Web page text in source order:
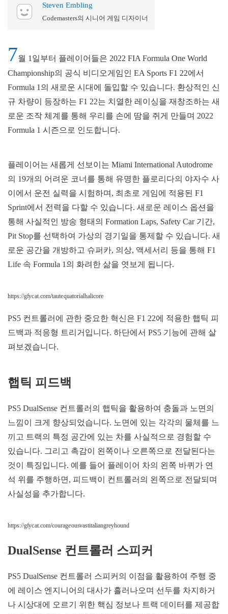
Steven Embling
Codemasters의 시니어 게임 디자이너
7월 1일부터 플레이어들은 2022 FIA Formula One World
Championship의 공식 비디오게임인 EA Sports F1 22에서
Formula 1의 새로운 시대에 돌입할 수 있습니다. 환상적인 신
규 차량이 등장하는 F1 22는 치열한 레이싱을 재창조하는 새
로운 조작 체계를 통해 우리를 손에 땀을 쥐게 만들며 2022
Formula 1 시즌으로 인도합니다.
플레이어는 새롭게 선보이는 Miami International Autodrome
의 19개의 어려운 코너를 통해 유명한 플로리다의 야자수 사
이에서 운전 실력을 시험하며, 최초로 게임에 적용된 F1
Sprint에서 전력을 다할 수 있습니다. 새로운 레이스 옵션을
통해 사실적인 방송 형태의 Formation Laps, Safety Car 기간,
Pit Stop를 선택하여 가상의 경기일을 통제할 수 있습니다. 새
로운 공간을 개방하고 슈퍼카, 의상, 액세서리 등을 통해 F1
Life 속 Formula 1의 화려한 삶을 엿보게 됩니다.
https://gfycat.com/tautequatorialhalicore
PS5 컨트롤러에 관한 중요한 혁신은 F1 22에 적용한 햅틱 피
드백과 적응형 트리거입니다. 하단에서 PS5 기능에 관해 살
펴보겠습니다.
햅틱 피드백
PS5 DualSense 컨트롤러의 햅틱을 활용하여 충돌과 노면의
느낌이 크게 향상되었습니다. 노면에 있는 각각의 물체를 느
끼고 트랙의 특정 공간에 있는 차를 사실적으로 경험할 수
있습니다. 그리고 촉감이 왼쪽이나 오른쪽으로 전달된다는
것이 특징입니다. 예를 들어 플레이어 차의 왼쪽 바퀴가 연
석 위를 주행하면, 피드백이 컨트롤러의 왼쪽으로 전달되며
사실성을 추가합니다.
https://gfycat.com/courageousvastitaliangreyhound
DualSense 컨트롤러 스피커
PS5 DualSense 컨트롤러 스피커의 이점을 활용하여 주행 중
에 레이스 엔지니어의 대사가 흘러나오며 선두를 차지하거
나 시상대에 오르기 위한 핵심 정보나 트랙 데이터를 제공합